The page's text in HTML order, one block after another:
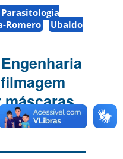
Romero
Ubaldo
máscaras